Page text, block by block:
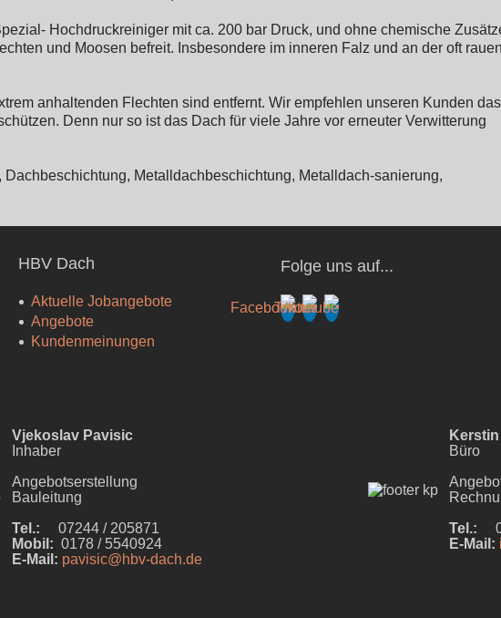
Hochdruckreiniger mit ca. 200 bar Druck, und ohne chemische
und Moosen befreit. Insbesondere im inneren Falz und an der oft rauen
anhaltenden Flechten sind entfernt. Wir empfehlen unseren Kunden das
Denn nur so ist das Dach für viele Jahre vor erneuter Verwitterung
Dachbeschichtung, Metalldachbeschichtung, Metalldach-sanierung,
HBV Dach
Aktuelle Jobangebote
Angebote
Kundenmeinungen
Folge uns auf...
Vjekoslav Pavisic
Inhaber
Angebotserstellung
Bauleitung
Tel.: 07244 / 205871
Mobil: 0178 / 5540924
E-Mail: pavisic@hbv-dach.de
Büro
Tel.:
E-Mail: